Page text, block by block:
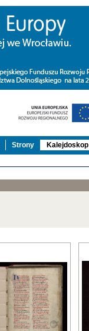
Strony Kalejdoskop